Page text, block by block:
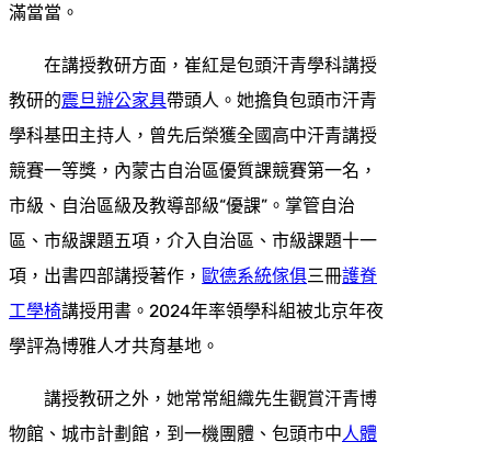
滿當當。
在講授教研方面，崔紅是包頭汗青學科講授
教研的震旦辦公家具帶頭人。她擔負包頭市汗青
學科基田主持人，曾先后榮獲全國高中汗青講授
競賽一等獎，內蒙古自治區優質課競賽第一名，
市級、自治區級及教導部級“優課”。掌管自治
區、市級課題五項，介入自治區、市級課題十一
項，出書四部講授著作， 歐德系統傢俱三冊護脊
工學椅講授用書。2024年率領學科組被北京年夜
學評為博雅人才共育基地。
講授教研之外，她常常組織先生觀賞汗青博
物館、城市計劃館，到一機團體、包頭市中人體